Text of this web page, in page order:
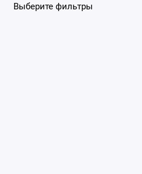
Выберите фильтры